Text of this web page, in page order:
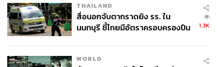
THAILAND
สื่อนอกจับตากราดยิง รร. ใน
นนทบุรี ชี้ไทยมีอัตราครอบครองปืน
1.3K
WORLD